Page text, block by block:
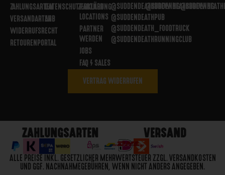
ZAHLUNGSARTEN
VERSANDARTEN
WIDERRUFSRECHT
RETOURENPORTAL
DATENSCHUTZERKLÄRUNG
AGB
PARTNER
LOCATIONS
PARTNER
WERDEN
JOBS
FAQ / SALES
@SUDDENDEATHBREWING
@SUDDENDEATHPUB
@SUDDENDEATH_FOODTRUCK
@SUDDENDEATHRUNNINGCLUB
@SUDDENDEATHBREWING
VERTRAG WIDERRUFEN
ZAHLUNGSARTEN VERSAND
ALLE PREISE INKL. GESETZLICHER MEHRWERTSTEUER ZZGL. VERSANDKOSTEN
UND GGF. NACHNAHMEGEBÜHREN, WENN NICHT ANDERS ANGEGEBEN.